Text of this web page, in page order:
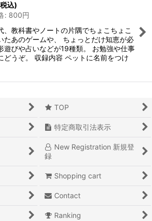
込)
: 800円
、教科書やノートの片隅でちょこちょこ
たあのゲームや、 ちょっとだけ知恵が必
遊びや占いなどが19種類。 お勉強や仕事
どうぞ。 収録内容 ペットに名前をつけ
TOP
特定商取引法表示
New Registration 新規登
録
Shopping cart
Contact
Ranking